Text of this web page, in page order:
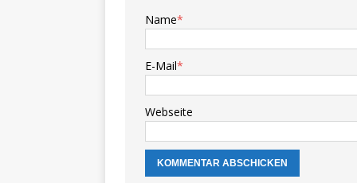
Name*
E-Mail*
Webseite